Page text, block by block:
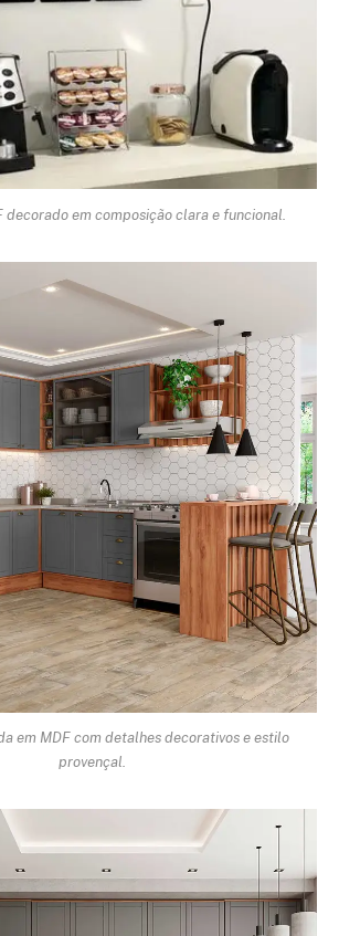
decorado em composição clara e funcional.
em MDF com detalhes decorativos e estilo
provençal.